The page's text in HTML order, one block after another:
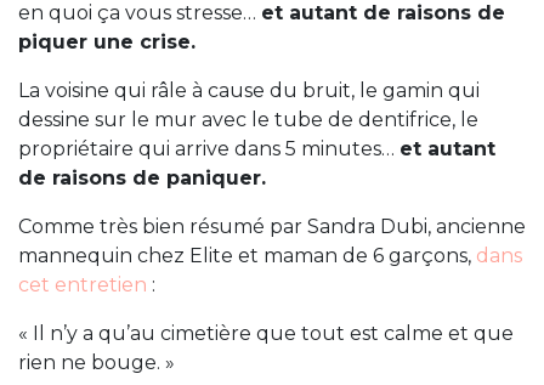
en quoi ça vous stresse… et autant de raisons de
piquer une crise.
La voisine qui râle à cause du bruit, le gamin qui
dessine sur le mur avec le tube de dentifrice, le
propriétaire qui arrive dans 5 minutes… et autant
de raisons de paniquer.
Comme très bien résumé par Sandra Dubi, ancienne
mannequin chez Elite et maman de 6 garçons, dans
cet entretien :
« Il n’y a qu’au cimetière que tout est calme et que
rien ne bouge. »